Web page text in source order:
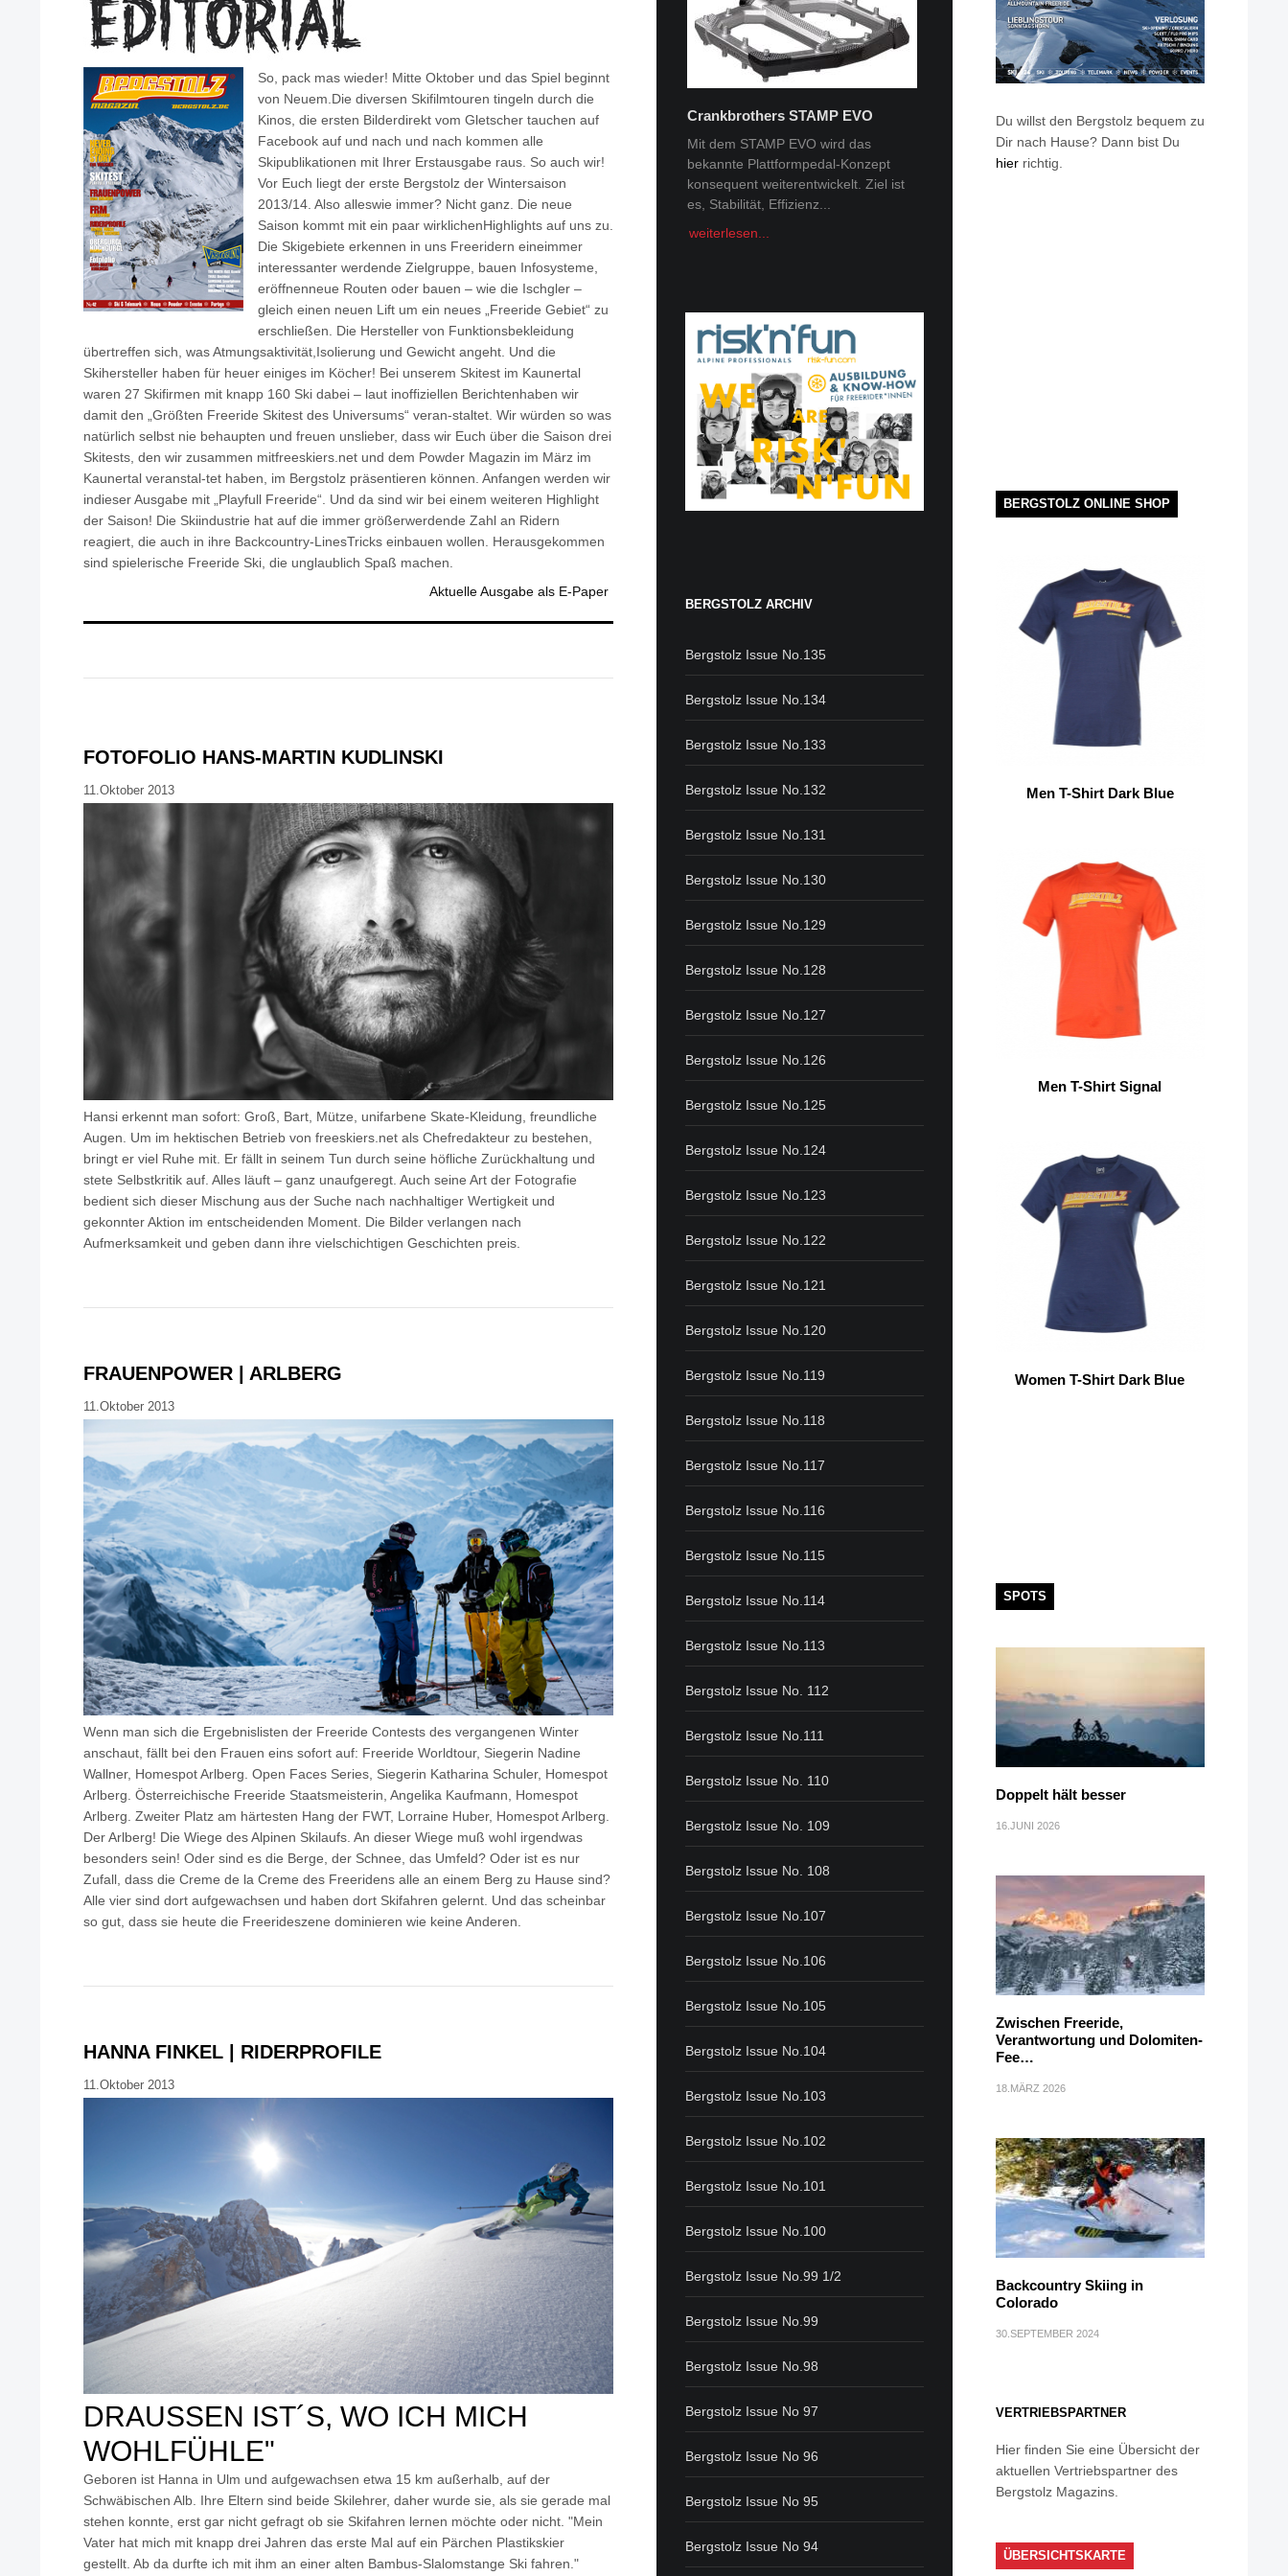
So, pack mas wieder! Mitte Oktober und das Spiel beginnt
von Neuem.Die diversen Skifilmtouren tingeln durch die
Kinos, die ersten Bilderdirekt vom Gletscher tauchen auf
Facebook auf und nach und nach kommen alle
Skipublikationen mit Ihrer Erstausgabe raus. So auch wir!
Vor Euch liegt der erste Bergstolz der Wintersaison
2013/14. Also alleswie immer? Nicht ganz. Die neue
Saison kommt mit ein paar wirklichenHighlights auf uns zu.
Die Skigebiete erkennen in uns Freeridern eineimmer
interessanter werdende Zielgruppe, bauen Infosysteme,
eröffnenneue Routen oder bauen – wie die Ischgler –
gleich einen neuen Lift um ein neues „Freeride Gebiet“ zu
erschließen. Die Hersteller von Funktionsbekleidung
übertreffen sich, was Atmungsaktivität,Isolierung und Gewicht angeht. Und die
Skihersteller haben für heuer einiges im Köcher! Bei unserem Skitest im Kaunertal
waren 27 Skifirmen mit knapp 160 Ski dabei – laut inoffiziellen Berichtenhaben wir
damit den „Größten Freeride Skitest des Universums“ veran-staltet. Wir würden so was
natürlich selbst nie behaupten und freuen unslieber, dass wir Euch über die Saison drei
Skitests, den wir zusammen mitfreeskiers.net und dem Powder Magazin im März im
Kaunertal veranstal-tet haben, im Bergstolz präsentieren können. Anfangen werden wir
indieser Ausgabe mit „Playfull Freeride“. Und da sind wir bei einem weiteren Highlight
der Saison! Die Skiindustrie hat auf die immer größerwerdende Zahl an Ridern
reagiert, die auch in ihre Backcountry-LinesTricks einbauen wollen. Herausgekommen
sind spielerische Freeride Ski, die unglaublich Spaß machen.
Aktuelle Ausgabe als E-Paper
FOTOFOLIO HANS-MARTIN KUDLINSKI
11.Oktober 2013
Hansi erkennt man sofort: Groß, Bart, Mütze, unifarbene Skate-Kleidung, freundliche
Augen. Um im hektischen Betrieb von freeskiers.net als Chefredakteur zu bestehen,
bringt er viel Ruhe mit. Er fällt in seinem Tun durch seine höfliche Zurückhaltung und
stete Selbstkritik auf. Alles läuft – ganz unaufgeregt. Auch seine Art der Fotografie
bedient sich dieser Mischung aus der Suche nach nachhaltiger Wertigkeit und
gekonnter Aktion im entscheidenden Moment. Die Bilder verlangen nach
Aufmerksamkeit und geben dann ihre vielschichtigen Geschichten preis.
FRAUENPOWER | ARLBERG
11.Oktober 2013
Wenn man sich die Ergebnislisten der Freeride Contests des vergangenen Winter
anschaut, fällt bei den Frauen eins sofort auf: Freeride Worldtour, Siegerin Nadine
Wallner, Homespot Arlberg. Open Faces Series, Siegerin Katharina Schuler, Homespot
Arlberg. Österreichische Freeride Staatsmeisterin, Angelika Kaufmann, Homespot
Arlberg. Zweiter Platz am härtesten Hang der FWT, Lorraine Huber, Homespot Arlberg.
Der Arlberg! Die Wiege des Alpinen Skilaufs. An dieser Wiege muß wohl irgendwas
besonders sein! Oder sind es die Berge, der Schnee, das Umfeld? Oder ist es nur
Zufall, dass die Creme de la Creme des Freeridens alle an einem Berg zu Hause sind?
Alle vier sind dort aufgewachsen und haben dort Skifahren gelernt. Und das scheinbar
so gut, dass sie heute die Freerideszene dominieren wie keine Anderen.
HANNA FINKEL | RIDERPROFILE
11.Oktober 2013
DRAUSSEN IST´S, WO ICH MICH W
OHLFÜHLE"
Geboren ist Hanna in Ulm und aufgewachsen etwa 15 km außerhalb, auf der
Schwäbischen Alb. Ihre Eltern sind beide Skilehrer, daher wurde sie, als sie gerade mal
stehen konnte, erst gar nicht gefragt ob sie Skifahren lernen möchte oder nicht. "Mein
Vater hat mich mit knapp drei Jahren das erste Mal auf ein Pärchen Plastikskier
gestellt. Ab da durfte ich mit ihm an einer alten Bambus-Slalomstange Ski fahren."
Crankbrothers STAMP EVO
Mit dem STAMP EVO wird das
bekannte Plattformpedal-Konzept
konsequent weiterentwickelt. Ziel ist
es, Stabilität, Effizienz...
weiterlesen...
Tobi Tritscher x Van Deer
Im Schnee Zuhause Name: Tobi
Trischer Alter: 31Homespot:
Schladming, AustriaSponsoren: Van
BERGSTOLZ ARCHIV
Bergstolz Issue No.135
Bergstolz Issue No.134
Bergstolz Issue No.133
Bergstolz Issue No.132
Bergstolz Issue No.131
Bergstolz Issue No.130
Bergstolz Issue No.129
Bergstolz Issue No.128
Bergstolz Issue No.127
Bergstolz Issue No.126
Bergstolz Issue No.125
Bergstolz Issue No.124
Bergstolz Issue No.123
Bergstolz Issue No.122
Bergstolz Issue No.121
Bergstolz Issue No.120
Bergstolz Issue No.119
Bergstolz Issue No.118
Bergstolz Issue No.117
Bergstolz Issue No.116
Bergstolz Issue No.115
Bergstolz Issue No.114
Bergstolz Issue No.113
Bergstolz Issue No. 112
Bergstolz Issue No.111
Bergstolz Issue No. 110
Bergstolz Issue No. 109
Bergstolz Issue No. 108
Bergstolz Issue No.107
Bergstolz Issue No.106
Bergstolz Issue No.105
Bergstolz Issue No.104
Bergstolz Issue No.103
Bergstolz Issue No.102
Bergstolz Issue No.101
Bergstolz Issue No.100
Bergstolz Issue No.99 1/2
Bergstolz Issue No.99
Bergstolz Issue No.98
Bergstolz Issue No 97
Bergstolz Issue No 96
Bergstolz Issue No 95
Bergstolz Issue No 94
Du willst den Bergstolz bequem zu
Dir nach Hause? Dann bist Du
hierrichtig.
BERGSTOLZ ONLINE SHOP
Men T-Shirt Dark Blue
Men T-Shirt Signal
Women T-Shirt Dark Blue
SPOTS
Doppelt hält besser
16.JUNI 2026
Zwischen Freeride,
Verantwortung und Dolomiten-
Fee…
18.MÄRZ 2026
Backcountry Skiing in
Colorado
30.SEPTEMBER 2024
VERTRIEBSPARTNER
Hier finden Sie eine Übersicht der
aktuellen Vertriebspartner des
Bergstolz Magazins.
ÜBERSICHTSKARTE